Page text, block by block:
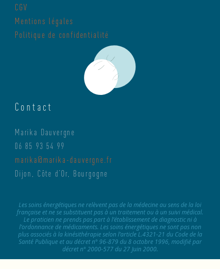
CGV
Mentions légales
Politique de confidentialité
Contact
Marika Dauvergne
06 85 93 54 99
marika@marika-dauvergne.fr
Dijon, Côte d’Or, Bourgogne
Les soins énergétiques ne relèvent pas de la médecine au sens de la loi
française et ne se substituent pas à un traitement ou à un suivi médical.
Le praticien ne prends pas part à l’établissement de diagnostic ni à
l’ordonnance de médicaments. Les soins énergétiques ne sont pas non
plus associés à la kinésithérapie selon l’article L.4321-21 du Code de la
Santé Publique et au décret n° 96-879 du 8 octobre 1996, modifié par
décret n° 2000-577 du 27 Juin 2000.